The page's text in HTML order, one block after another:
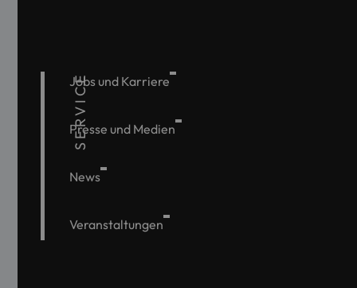
SERVICE
Jobs und Karriere
Presse und Medien
News
Veranstaltungen